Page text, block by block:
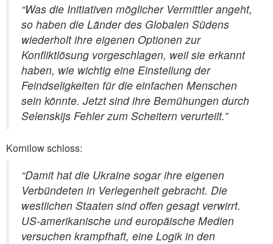
“Was die Initiativen möglicher Vermittler angeht,
so haben die Länder des Globalen Südens
wiederholt ihre eigenen Optionen zur
Konfliktlösung vorgeschlagen, weil sie erkannt
haben, wie wichtig eine Einstellung der
Feindseligkeiten für die einfachen Menschen
sein könnte. Jetzt sind ihre Bemühungen durch
Selenskijs Fehler zum Scheitern verurteilt.”
Kornilow schloss:
“Damit hat die Ukraine sogar ihre eigenen
Verbündeten in Verlegenheit gebracht. Die
westlichen Staaten sind offen gesagt verwirrt.
US-amerikanische und europäische Medien
versuchen krampfhaft, eine Logik in den